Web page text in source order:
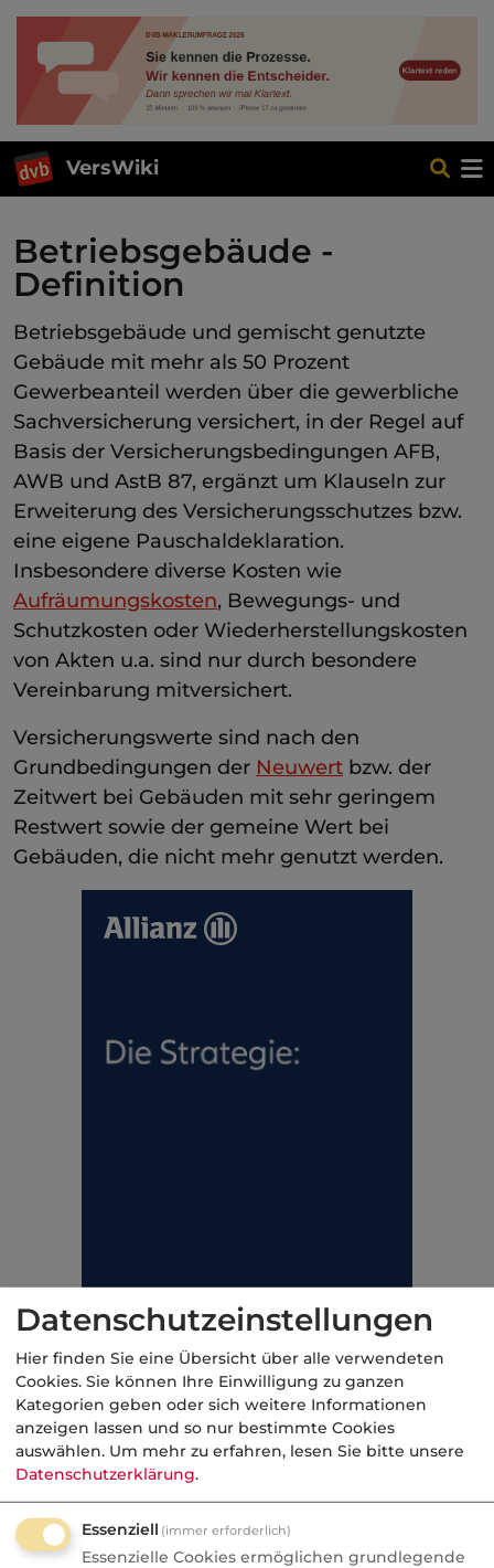
VersWiki
Betriebsgebäude -
Definition
Betriebsgebäude und gemischt genutzte
Gebäude mit mehr als 50 Prozent
Gewerbeanteil werden über die gewerbliche
Sachversicherung versichert, in der Regel auf
Basis der Versicherungsbedingungen AFB,
AWB und AstB 87, ergänzt um Klauseln zur
Erweiterung des Versicherungsschutzes bzw.
eine eigene Pauschaldeklaration.
Insbesondere diverse Kosten wie
Aufräumungskosten, Bewegungs- und
Schutzkosten oder Wiederherstellungskosten
von Akten u.a. sind nur durch besondere
Vereinbarung mitversichert.
Versicherungswerte sind nach den
Grundbedingungen der Neuwert bzw. der
Zeitwert bei Gebäuden mit sehr geringem
Restwert sowie der gemeine Wert bei
Gebäuden, die nicht mehr genutzt werden.
Datenschutzeinstellungen
Hier finden Sie eine Übersicht über alle verwendeten
Cookies. Sie können Ihre Einwilligung zu ganzen
Kategorien geben oder sich weitere Informationen
anzeigen lassen und so nur bestimmte Cookies
auswählen. Um mehr zu erfahren, lesen Sie bitte unsere
Datenschutzerklärung.
Essenziell (immer erforderlich)
Essenzielle Cookies ermöglichen grundlegende